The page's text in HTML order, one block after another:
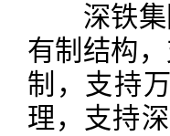
深铁集团
有制结构
制，支持
理，支持